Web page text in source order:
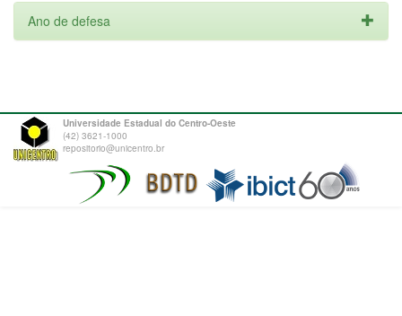
Ano de defesa
Universidade Estadual do Centro-Oeste
(42) 3621-1000
repositorio@unicentro.br